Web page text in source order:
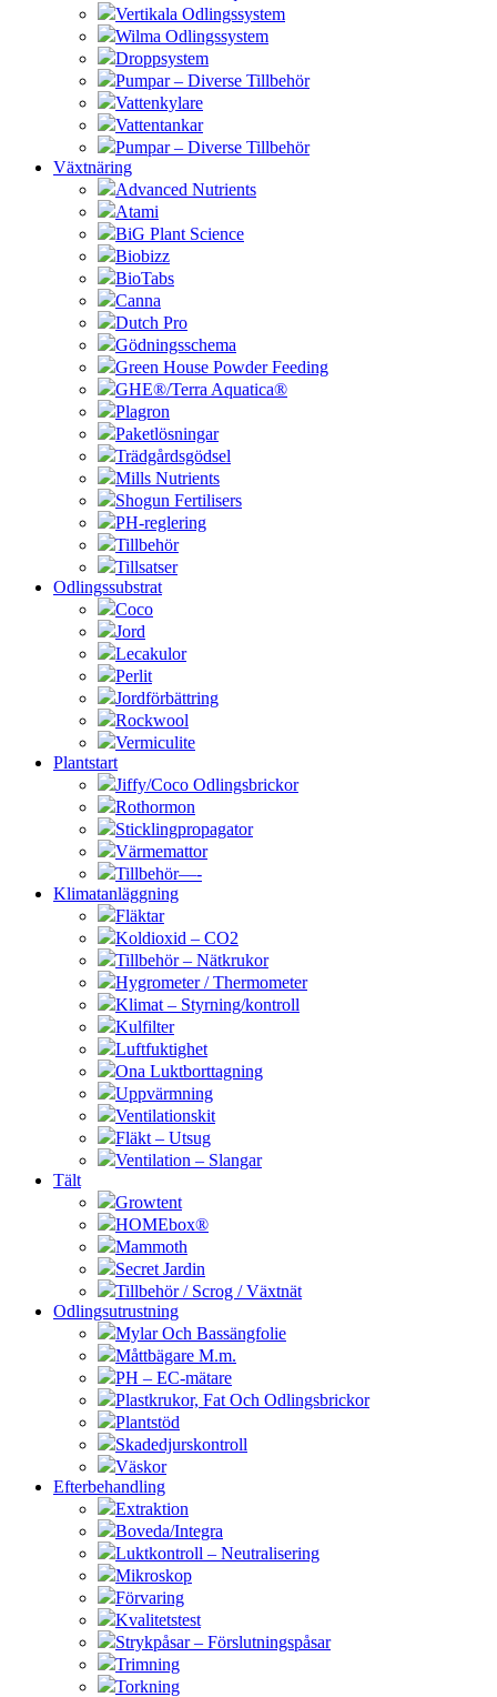
Vertikala Odlingssystem
Wilma Odlingssystem
Droppsystem
Pumpar – Diverse Tillbehör
Vattenkylare
Vattentankar
Pumpar – Diverse Tillbehör
Växtnäring
Advanced Nutrients
Atami
BiG Plant Science
Biobizz
BioTabs
Canna
Dutch Pro
Gödningsschema
Green House Powder Feeding
GHE®/Terra Aquatica®
Plagron
Paketlösningar
Trädgårdsgödsel
Mills Nutrients
Shogun Fertilisers
PH-reglering
Tillbehör
Tillsatser
Odlingssubstrat
Coco
Jord
Lecakulor
Perlit
Jordförbättring
Rockwool
Vermiculite
Plantstart
Jiffy/Coco Odlingsbrickor
Rothormon
Sticklingpropagator
Värmemattor
Tillbehör—-
Klimatanläggning
Fläktar
Koldioxid – CO2
Tillbehör – Nätkrukor
Hygrometer / Thermometer
Klimat – Styrning/kontroll
Kulfilter
Luftfuktighet
Ona Luktborttagning
Uppvärmning
Ventilationskit
Fläkt – Utsug
Ventilation – Slangar
Tält
Growtent
HOMEbox®
Mammoth
Secret Jardin
Tillbehör / Scrog / Växtnät
Odlingsutrustning
Mylar Och Bassängfolie
Måttbägare M.m.
PH – EC-mätare
Plastkrukor, Fat Och Odlingsbrickor
Plantstöd
Skadedjurskontroll
Väskor
Efterbehandling
Extraktion
Boveda/Integra
Luktkontroll – Neutralisering
Mikroskop
Förvaring
Kvalitetstest
Strykpåsar – Förslutningspåsar
Trimning
Torkning